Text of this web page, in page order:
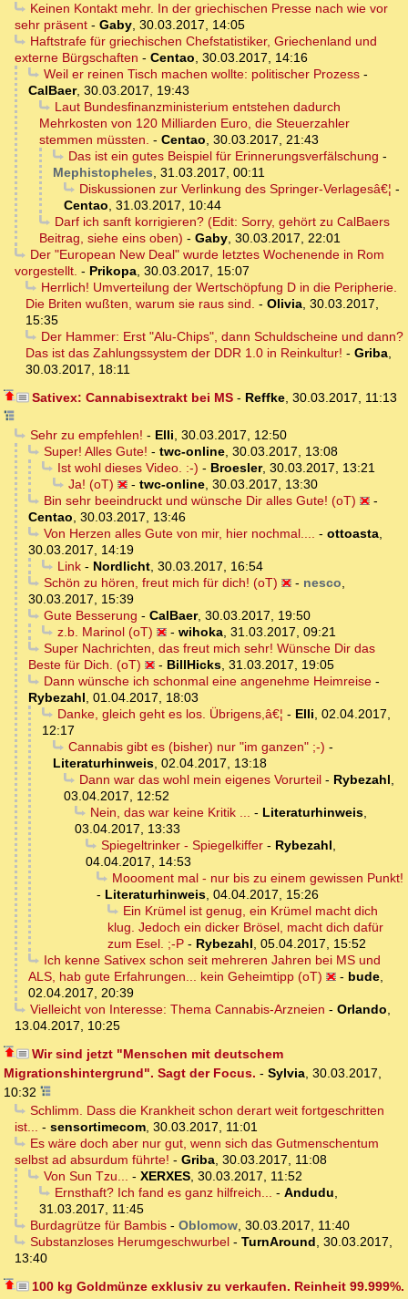
Keinen Kontakt mehr. In der griechischen Presse nach wie vor
sehr präsent - Gaby, 30.03.2017, 14:05
Haftstrafe für griechischen Chefstatistiker, Griechenland und
externe Bürgschaften - Centao, 30.03.2017, 14:16
Weil er reinen Tisch machen wollte: politischer Prozess-
CalBaer, 30.03.2017, 19:43
Laut Bundesfinanzministerium entstehen dadurch
Mehrkosten von 120 Milliarden Euro, die Steuerzahler
stemmen müssten. - Centao, 30.03.2017, 21:43
Das ist ein gutes Beispiel für Erinnerungsverfälschung -
Mephistopheles, 31.03.2017, 00:11
Diskussionen zur Verlinkung des Springer-Verlagesâ€¦ -
Centao, 31.03.2017, 10:44
Darf ich sanft korrigieren? (Edit: Sorry, gehört zu CalBaers
Beitrag, siehe eins oben) - Gaby, 30.03.2017, 22:01
Der "European New Deal" wurde letztes Wochenende in Rom
vorgestellt. - Prikopa, 30.03.2017, 15:07
Herrlich! Umverteilung der Wertschöpfung D in die Peripherie.
Die Briten wußten, warum sie raus sind. - Olivia, 30.03.2017,
15:35
Der Hammer: Erst "Alu-Chips", dann Schuldscheine und dann?
Das ist das Zahlungssystem der DDR 1.0 in Reinkultur! - Griba,
30.03.2017, 18:11
Sativex: Cannabisextrakt bei MS- Reffke, 30.03.2017, 11:13
Sehr zu empfehlen! - Elli, 30.03.2017, 12:50
Super! Alles Gute! - twc-online, 30.03.2017, 13:08
Ist wohl dieses Video. :-) - Broesler, 30.03.2017, 13:21
Ja! (oT)
- twc-online, 30.03.2017, 13:30
Bin sehr beeindruckt und wünsche Dir alles Gute! (oT)
-
Centao, 30.03.2017, 13:46
Von Herzen alles Gute von mir, hier nochmal.... - ottoasta,
30.03.2017, 14:19
Link- Nordlicht, 30.03.2017, 16:54
Schön zu hören, freut mich für dich! (oT)
- nesco,
30.03.2017, 15:39
Gute Besserung - CalBaer, 30.03.2017, 19:50
z.b. Marinol (oT)
- wihoka, 31.03.2017, 09:21
Super Nachrichten, das freut mich sehr! Wünsche Dir das
Beste für Dich. (oT)
- BillHicks, 31.03.2017, 19:05
Dann wünsche ich schonmal eine angenehme Heimreise-
Rybezahl, 01.04.2017, 18:03
Danke, gleich geht es los. Übrigens,â€¦ - Elli, 02.04.2017,
12:17
Cannabis gibt es (bisher) nur "im ganzen" ;-) -
Literaturhinweis, 02.04.2017, 13:18
Dann war das wohl mein eigenes Vorurteil- Rybezahl,
03.04.2017, 12:52
Nein, das war keine Kritik ... - Literaturhinweis,
03.04.2017, 13:33
Spiegeltrinker - Spiegelkiffer- Rybezahl,
04.04.2017, 14:53
Moooment mal - nur bis zu einem gewissen Punkt!
- Literaturhinweis, 04.04.2017, 15:26
Ein Krümel ist genug, ein Krümel macht dich
klug. Jedoch ein dicker Brösel, macht dich dafür
zum Esel. ;-P - Rybezahl, 05.04.2017, 15:52
Ich kenne Sativex schon seit mehreren Jahren bei MS und
ALS, hab gute Erfahrungen... kein Geheimtipp (oT)
- bude,
02.04.2017, 20:39
Vielleicht von Interesse: Thema Cannabis-Arzneien - Orlando,
13.04.2017, 10:25
Wir sind jetzt "Menschen mit deutschem
Migrationshintergrund". Sagt der Focus. - Sylvia, 30.03.2017,
10:32
Schlimm. Dass die Krankheit schon derart weit fortgeschritten
ist... - sensortimecom, 30.03.2017, 11:01
Es wäre doch aber nur gut, wenn sich das Gutmenschentum
selbst ad absurdum führte! - Griba, 30.03.2017, 11:08
Von Sun Tzu... - XERXES, 30.03.2017, 11:52
Ernsthaft? Ich fand es ganz hilfreich... - Andudu,
31.03.2017, 11:45
Burdagrütze für Bambis- Oblomow, 30.03.2017, 11:40
Substanzloses Herumgeschwurbel- TurnAround, 30.03.2017,
13:40
100 kg Goldmünze exklusiv zu verkaufen. Reinheit 99.999%.